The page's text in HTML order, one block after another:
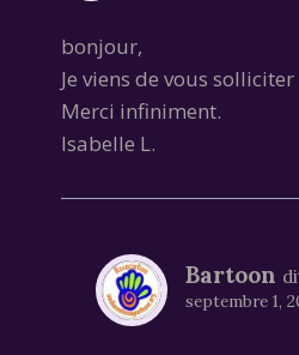
bonjour,
Je viens de vous
Merci infiniment.
Isabelle L.
Bartoon
septembre 1,